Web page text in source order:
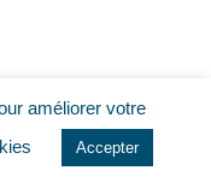
améliorer votre
Accepter